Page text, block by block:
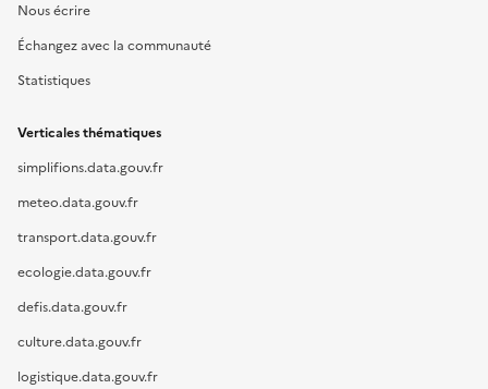
Nous écrire
Échangez avec la communauté
Statistiques
Verticales thématiques
simplifions.data.gouv.fr
meteo.data.gouv.fr
transport.data.gouv.fr
ecologie.data.gouv.fr
defis.data.gouv.fr
culture.data.gouv.fr
logistique.data.gouv.fr